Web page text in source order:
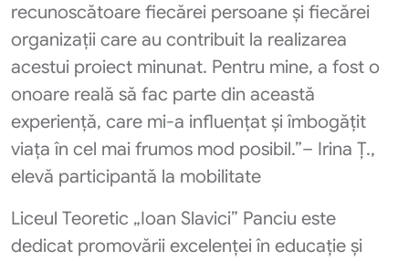
recunoscătoare fiecărei persoane și fiecărei
organizații care au contribuit la realizarea
acestui proiect minunat. Pentru mine, a fost o
onoare reală să fac parte din această
experiență, care mi-a influențat și îmbogățit
viața în cel mai frumos mod posibil.”– Irina Ț.,
elevă participantă la mobilitate
Liceul Teoretic „Ioan Slavici” Panciu este
dedicat promovării excelenței în educație și